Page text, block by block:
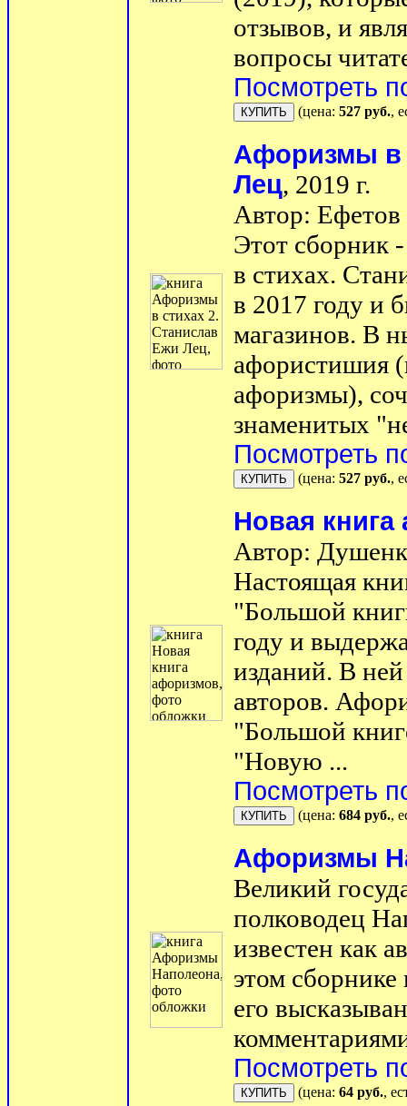
отзывов, и
вопросы
Посмотреть
(цена: 527 руб.,
Афоризмы в
Лец, 2019 г.
Автор:
Этот сборник
в стихах.
в 2017 году и
магазинов. В
афористишия
афоризмы),
знаменитых
Посмотреть
(цена: 527 руб.,
Новая
Автор:
Настоящая
"Большой
году и
изданий. В
авторов.
"Большой
"Новую ...
Посмотреть
(цена: 684 руб.,
Афоризмы
Великий
полководец
известен как
этом
его
Посмотреть
(цена: 64 руб.,